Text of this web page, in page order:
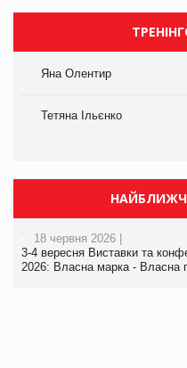
Яна Олентир
Тетяна Ільєнко
18 червня 2026 |
3-4 вересня Виставки та
2026: Власна марка - Власна